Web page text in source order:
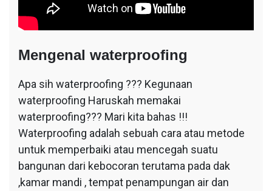
Mengenal waterproofing
Apa sih waterproofing ??? Kegunaan
waterproofing Haruskah memakai
waterproofing??? Mari kita bahas !!!
Waterproofing adalah sebuah cara atau metode
untuk memperbaiki atau mencegah suatu
bangunan dari kebocoran terutama pada dak
,kamar mandi , tempat penampungan air dan